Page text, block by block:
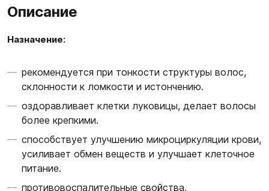
Описание
Назначение:
рекомендуется при тонкости структуры волос,
склонности к ломкости и истончению.
оздоравливает клетки луковицы, делает волосы
более крепкими.
способствует улучшению микроциркуляции крови,
усиливает обмен веществ и улучшает клеточное
питание.
противовоспалительные свойства,